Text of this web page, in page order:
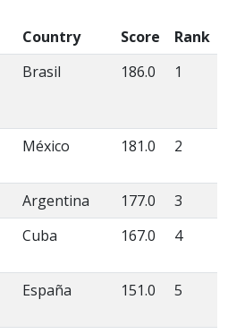
Country Score
Rank
Brasil 186.0 1
México 181.0 2
Argentina 177.0
3
Cuba 167.0 4
España 151.0 5